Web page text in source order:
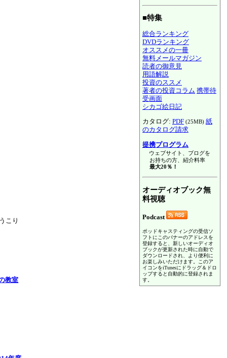
こり
教室
■特集
総合ランキング
DVDランキング
オススメの一冊
無料メールマガジン
読者の御意見
用語解説
投資のススメ
著者の投資コラム 携帯待
受画面
シカゴ絵日記
カタログ: PDF (25MB) 紙
のカタログ請求
提携プログラム
ウェブサイト、ブログを
お持ちの方、紹介料率
最大20％！
オーディオブック無
料視聴
Podcast
ポッドキャスティングの受信ソ
フトにこのバナーのアドレスを
登録すると、新しいオーディオ
ブックが更新された時に自動で
ダウンロードされ、より便利に
お楽しみいただけます。このア
イコンをiTunesにドラッグ＆ドロ
ップすると自動的に登録されま
す。